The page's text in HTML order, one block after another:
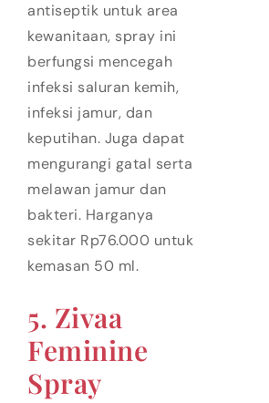
antiseptik untuk area
kewanitaan, spray ini
berfungsi mencegah
infeksi saluran kemih,
infeksi jamur, dan
keputihan. Juga dapat
mengurangi gatal serta
melawan jamur dan
bakteri. Harganya
sekitar Rp76.000 untuk
kemasan 50 ml.
5. Zivaa
Feminine
Spray